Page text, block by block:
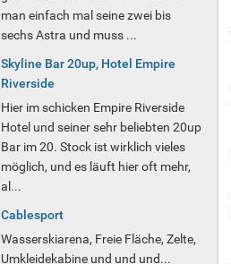
man einfach mal seine zwei bis
sechs Astra und muss ...
Skyline Bar 20up, Hotel Empire
Riverside
Hier im schicken Empire Riverside
Hotel und seiner sehr beliebten 20up
Bar im 20. Stock ist wirklich vieles
möglich, und es läuft hier oft mehr,
al...
Cablesport
Wasserskiarena, Freie Fläche, Zelte,
Umkleidekabine und und und...